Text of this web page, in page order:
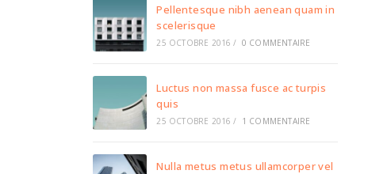
Pellentesque nibh aenean quam in
scelerisque
25 OCTOBRE 2016 / 0 COMMENTAIRE
Luctus non massa fusce ac turpis
quis
25 OCTOBRE 2016 / 1 COMMENTAIRE
Nulla metus metus ullamcorper vel